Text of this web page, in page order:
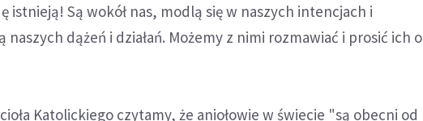
istnieją! Są wokół nas, modlą się w naszych intencjach i
naszych dążeń i działań. Możemy z nimi rozmawiać i prosić ich o
Katolickiego czytamy, że aniołowie w świecie "są obecni od